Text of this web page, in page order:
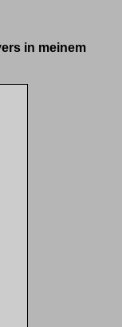
in meinem